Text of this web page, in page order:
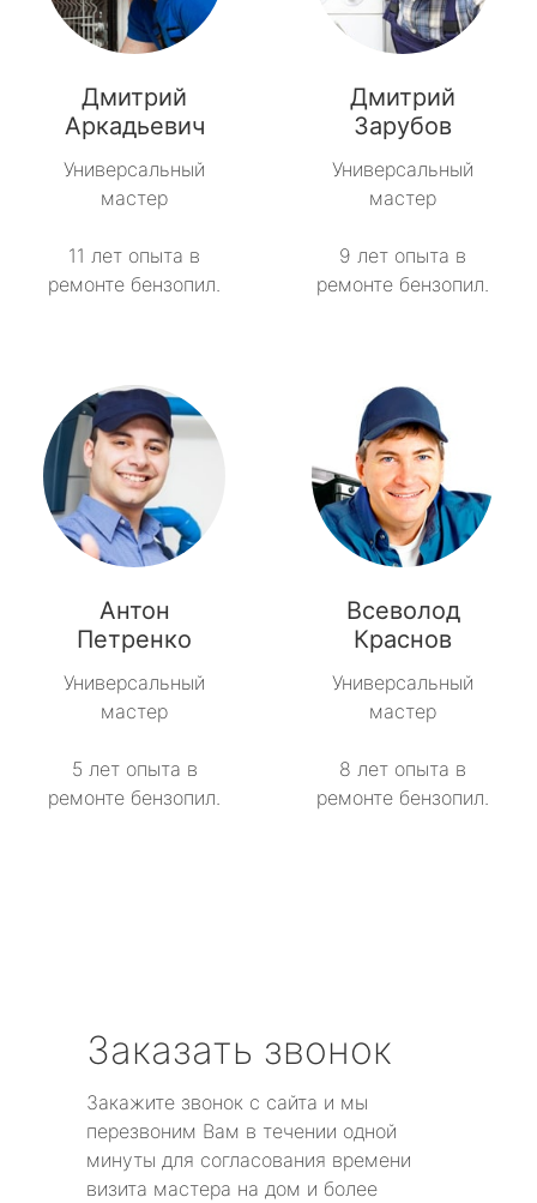
Дмитрий
Аркадьевич
Универсальный
мастер
11 лет опыта в
ремонте бензопил.
Дмитрий
Зарубов
Универсальный
мастер
9 лет опыта в
ремонте бензопил.
Антон
Петренко
Универсальный
мастер
5 лет опыта в
ремонте бензопил.
Всеволод
Краснов
Универсальный
мастер
8 лет опыта в
ремонте бензопил.
Заказать звонок
Закажите звонок с сайта и мы
перезвоним Вам в течении одной
минуты для согласования времени
визита мастера на дом и более